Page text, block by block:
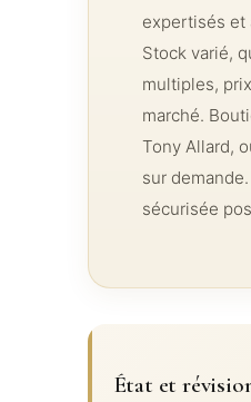
expertisés et
Stock varié,
multiples,
marché.
Tony Allard,
sur
sécurisée
État et